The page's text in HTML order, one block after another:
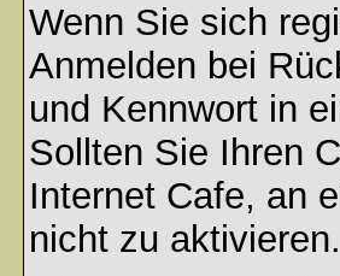
Wenn Sie sich
Anmelden bei
und Kennwort in
Sollten Sie Ihren
Internet Cafe, an
nicht zu aktivieren.